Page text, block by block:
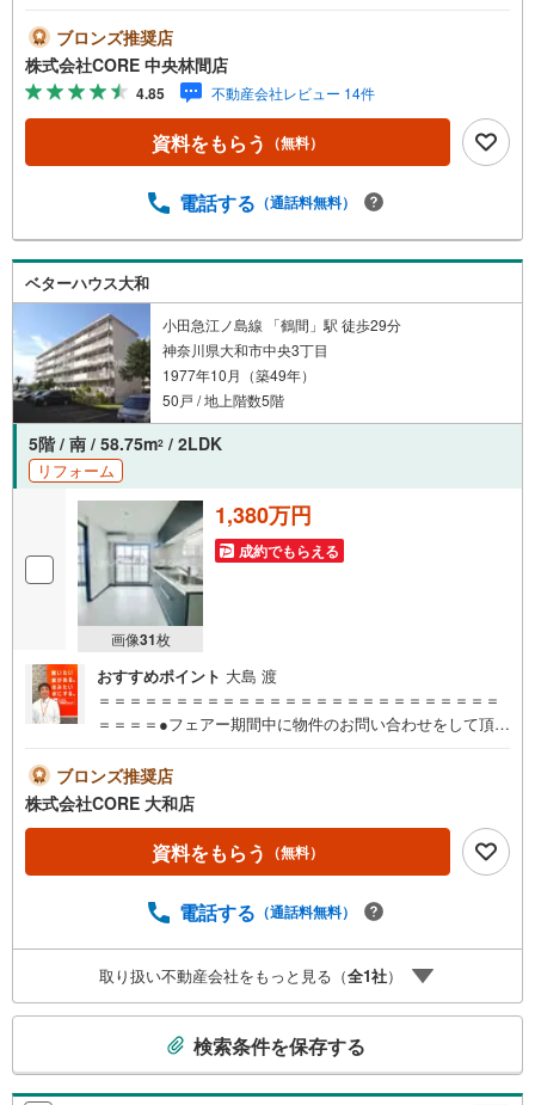
話が繋がりやすくなっております。ぜひお気軽にご連絡下
さい！現地を見学される場合は「室内・現地を見学する
（無料）」ボタンよりご希望の日時をご記入いただけます
とスムーズにご案内が可能です。■キッズスペースもご用意
しております！お子様が退屈しないよう、DVD・おもち
ゃ・絵本・ぬりえなどキッズスペースも充実させておりま
完備しております！広々した駐車スペースですので、駐車
【住宅ローンのご相談】 ・頭金・自己資金が全くありま
せん… ・車のローンやその他の借り入れが残ってい
る… ・勤続年数が短い、転職したばかり… ・過去に借
り入れを断れた事がある…もしこのような事でお悩みであ
れば、是非、一度ご相談頂ければと思います。
ブロンズ推奨店
株式会社CORE 中央林間店
4.85 不動産会社レビュー 14件
資料をもらう （無料）
電話する （通話料無料）
ベターハウス大和
小田急江ノ島線 「鶴間」駅 徒歩29分
神奈川県大和市中央3丁目
1977年10月（築49年）
50戸 / 地上階数5階
5階 / 南 / 58.75m2 / 2LDK
リフォーム
画像31枚
1,380万円
成約でもらえる
おすすめポイント 大島 渡
＝＝＝＝＝＝＝＝＝＝＝＝＝＝＝＝＝＝＝＝＝＝＝＝＝＝
＝＝＝＝●フェアー期間中に物件のお問い合わせをして頂い
加して頂いたお客様にはギフトカード4000円分プレゼント
♪合計5000円分プレゼント♪お得に不動産を探しましょう♪
（お名前・ご住所・お ・メールアドレス必須）※詳細は当
社営業スタッフまでお問い合わせください。【営業時間 9:
30-20:00】年中無休（※年末年始除く）上記時間はお電話が
い！現地を見学される場合は「室内・現地を見学する（無
ムーズにご案内が可能です。＝＝＝＝＝＝＝＝＝＝＝＝＝
＝＝＝＝＝＝＝＝＝＝＝＝＝＝＝＝＝
ブロンズ推奨店
株式会社CORE 大和店
資料をもらう （無料）
電話する （通話料無料）
取り扱い不動産会社をもっと見る（全1社）
検
検索条件を保存する